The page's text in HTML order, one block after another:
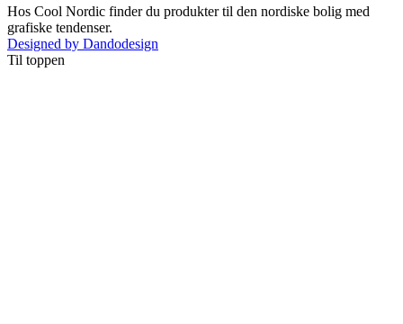
Hos Cool Nordic finder du produkter til den nordiske bolig med
grafiske tendenser.
Designed by Dandodesign
Til toppen